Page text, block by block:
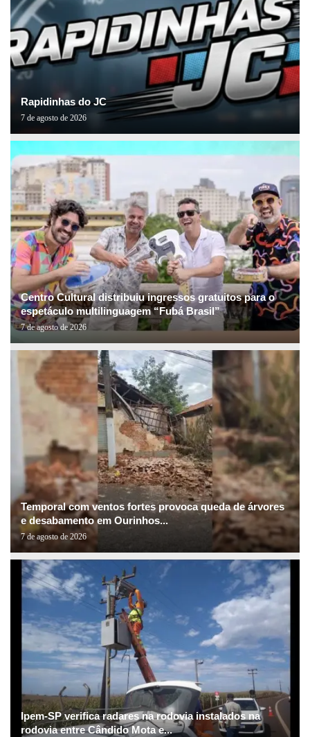
Rapidinhas do JC
7 de agosto de 2026
Centro Cultural distribuiu ingressos gratuitos para o
espetáculo multilinguagem “Fubá Brasil”
7 de agosto de 2026
Temporal com ventos fortes provoca queda de árvores
e desabamento em Ourinhos...
7 de agosto de 2026
Ipem-SP verifica radares na rodovia instalados na
rodovia entre Cândido Mota e...